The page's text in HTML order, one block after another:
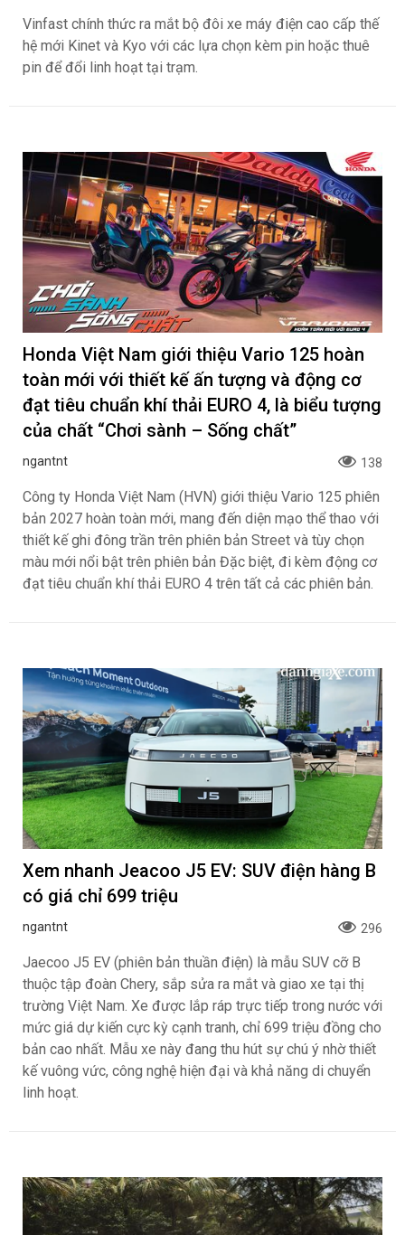
Vinfast chính thức ra mắt bộ đôi xe máy điện cao cấp thế
hệ mới Kinet và Kyo với các lựa chọn kèm pin hoặc thuê
pin để đổi linh hoạt tại trạm.
Honda Việt Nam giới thiệu Vario 125 hoàn
toàn mới với thiết kế ấn tượng và động cơ
đạt tiêu chuẩn khí thải EURO 4, là biểu tượng
của chất “Chơi sành – Sống chất”
ngantnt 138
Công ty Honda Việt Nam (HVN) giới thiệu Vario 125 phiên
bản 2027 hoàn toàn mới, mang đến diện mạo thể thao với
thiết kế ghi đông trần trên phiên bản Street và tùy chọn
màu mới nổi bật trên phiên bản Đặc biệt, đi kèm động cơ
đạt tiêu chuẩn khí thải EURO 4 trên tất cả các phiên bản.
Xem nhanh Jeacoo J5 EV: SUV điện hàng B
có giá chỉ 699 triệu
ngantnt 296
Jaecoo J5 EV (phiên bản thuần điện) là mẫu SUV cỡ B
thuộc tập đoàn Chery, sắp sửa ra mắt và giao xe tại thị
trường Việt Nam. Xe được lắp ráp trực tiếp trong nước với
mức giá dự kiến cực kỳ cạnh tranh, chỉ 699 triệu đồng cho
bản cao nhất. Mẫu xe này đang thu hút sự chú ý nhờ thiết
kế vuông vức, công nghệ hiện đại và khả năng di chuyển
linh hoạt.